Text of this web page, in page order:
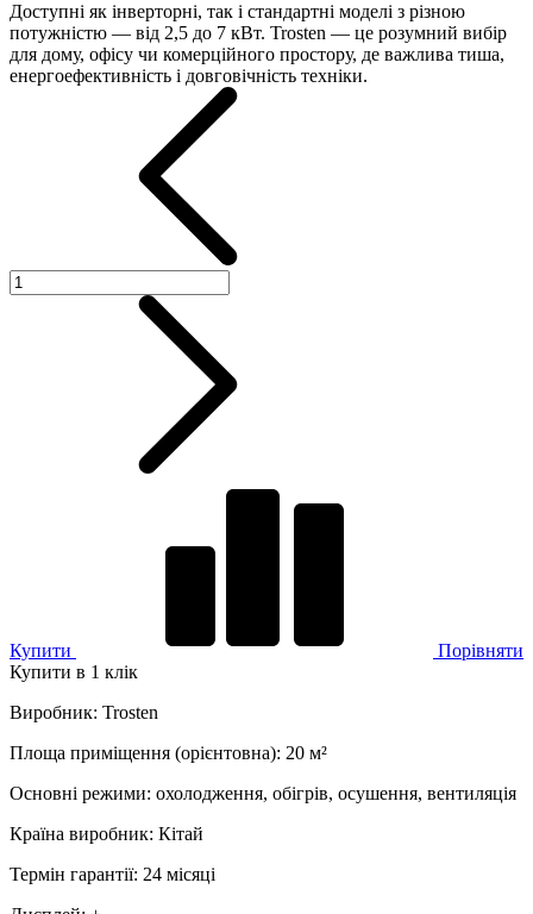
Доступні як інверторні, так і стандартні моделі з різною
потужністю — від 2,5 до 7 кВт. Trosten — це розумний вибір
для дому, офісу чи комерційного простору, де важлива тиша,
енергоефективність і довговічність техніки.
Купити
Порівняти
Купити в 1 клік
Виробник: Trosten
Площа приміщення (орієнтовна): 20 м²
Основні режими: охолодження, обігрів, осушення, вентиляція
Країна виробник: Кітай
Термін гарантії: 24 місяці